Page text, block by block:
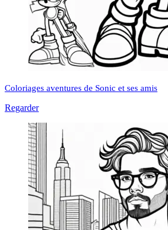
Coloriages aventures de Sonic et ses amis
Regarder